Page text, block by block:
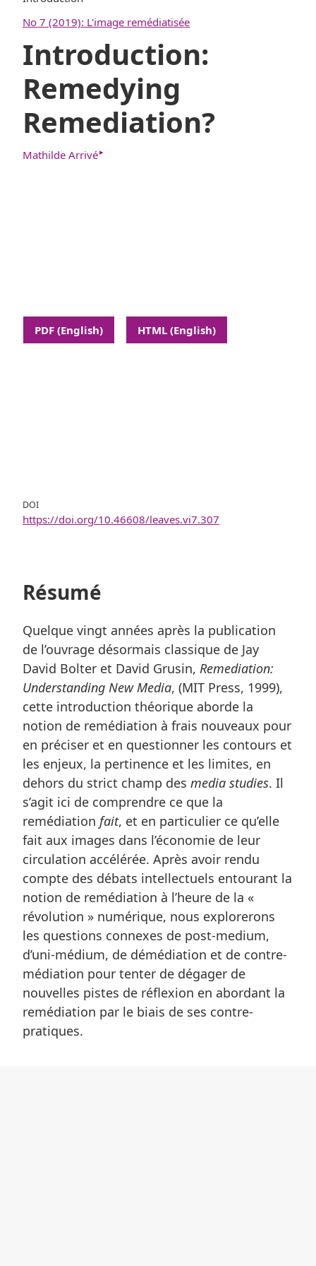
No 7 (2019): L'image remédiatisée
Introduction:
Remedying
Remediation?
Mathilde Arrivé▸
PDF (English) HTML (English)
DOI
https://doi.org/10.46608/leaves.vi7.307
Résumé
Quelque vingt années après la publication
de l’ouvrage désormais classique de Jay
David Bolter et David Grusin, Remediation:
Understanding New Media, (MIT Press, 1999),
cette introduction théorique aborde la
notion de remédiation à frais nouveaux pour
en préciser et en questionner les contours et
les enjeux, la pertinence et les limites, en
dehors du strict champ des media studies. Il
s’agit ici de comprendre ce que la
remédiation fait, et en particulier ce qu’elle
fait aux images dans l’économie de leur
circulation accélérée. Après avoir rendu
compte des débats intellectuels entourant la
notion de remédiation à l’heure de la «
révolution » numérique, nous explorerons
les questions connexes de post-medium,
d’uni-médium, de démédiation et de contre-
médiation pour tenter de dégager de
nouvelles pistes de réflexion en abordant la
remédiation par le biais de ses contre-
pratiques.